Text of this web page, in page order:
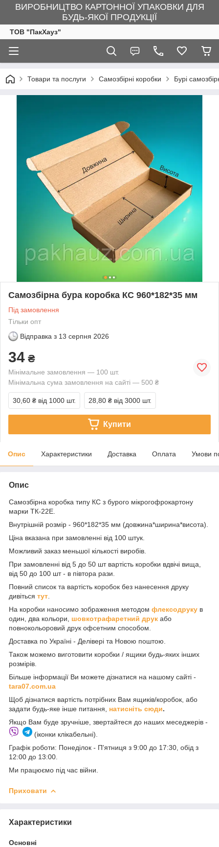
ВИРОБНИЦТВО КАРТОННОЇ УПАКОВКИ ДЛЯ
БУДЬ-ЯКОЇ ПРОДУКЦІЇ
ТОВ "ПакХауз"
Товари та послуги Самозбірні коробки Бурі
Самозбірна бура коробка КС 960*182*35 мм
Під замовлення
Тільки опт
Відправка з 13 серпня 2026
34 ₴
Мінімальне замовлення — 100 шт.
Мінімальна сума замовлення на сайті — 500 ₴
30,60 ₴ від 1000 шт. 28,80 ₴ від 3000 шт.
Купити
Опис Характеристики Доставка Оплата Умови
Опис
Самозбірна коробка типу КС з бурого мікрогофрокартону
марки ТК-22Е.
Внутрішній розмір - 960*182*35 мм (довжина*ширина*висота).
Ціна вказана при замовленні від 100 штук.
Можливий заказ меньшої кількості виробів.
При замовленні від 5 до 50 шт вартість коробки вдвічі вища,
від 50 до 100 шт - в півтора рази.
Повний список та вартість коробок без нанесення друку
дивіться тут
На коробки наносимо зображення методом флексодруку в
один, два кольори, шовкотрафаретний друк або
повнокольоровий друк офсетним способом.
Доставка по Україні - Делівері та Новою поштою.
Також можемо виготовити коробки / ящики будь-яких інших
розмірів.
Більше інформації Ви можете дізнатися на нашому сайті -
tara07.com.ua
Щоб дізнатися вартість потрібних Вам ящиків/коробок, або
задати будь-яке інше питання, натисніть сюди.
Якщо Вам буде зручніше, звертайтеся до наших меседжерів -
(іконки клікабельні).
Графік роботи: Понеділок - П'ятниця з 9:00 до 17:30, обід з
12:00 до 13:00.
Ми працюємо під час війни.
Приховати
Характеристики
Основні